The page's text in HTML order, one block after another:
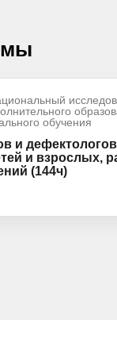
обучения
и
и взрослых,
(144ч)